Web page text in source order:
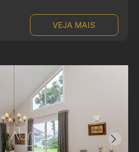
VEJA MAIS